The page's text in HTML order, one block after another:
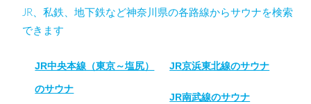
JR、私鉄、地下鉄など神奈川県の各路線からサウナを検索
できます
JR中央本線（東京～塩尻）
のサウナ
JR京浜東北線のサウナ
JR南武線のサウナ